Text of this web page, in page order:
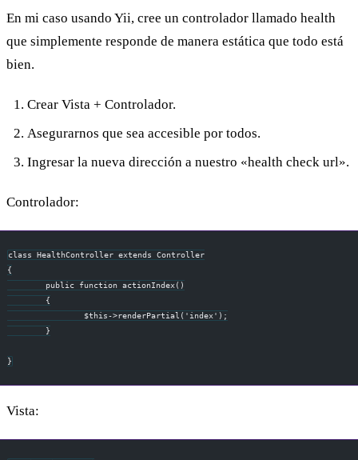
En mi caso usando Yii, cree un controlador llamado health
que simplemente responde de manera estática que todo está
bien.
Crear Vista + Controlador.
Asegurarnos que sea accesible por todos.
Ingresar la nueva dirección a nuestro «health check url».
Controlador:
class HealthController extends Controller
{
	public function actionIndex()
	{
		$this->renderPartial('index');
	}
}
Vista: